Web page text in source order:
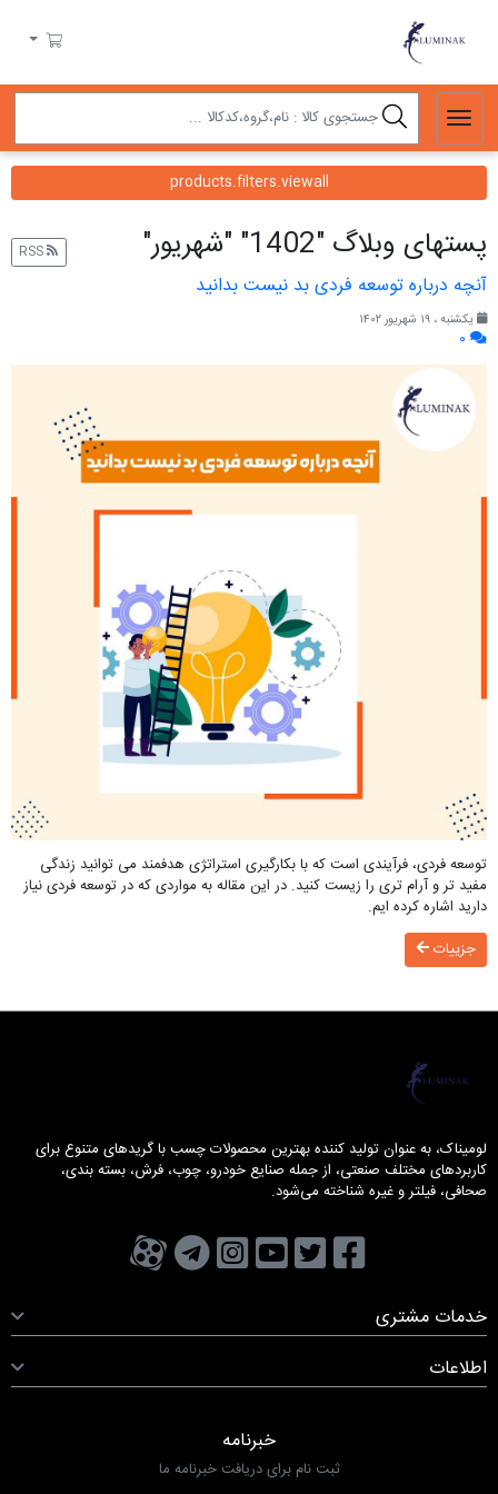
سبد خرید
products.filters.viewall
پست‎های وبلاگ "1402" "شهریور" RSS
آنچه درباره توسعه فردی بد نیست بدانید
یکشنبه ، ۱۹ شهریور ۱۴۰۲
۰
توسعه فردی، فرآیندی است که با بکارگیری استراتژی هدفمند می توانید زندگی
مفید تر و آرام تری را زیست کنید. در این مقاله به مواردی که در توسعه فردی نیاز
دارید اشاره کرده ایم.
جزییات
لومیناک، به عنوان تولید کننده بهترین محصولات چسب با گریدهای متنوع برای
کاربردهای مختلف صنعتی، از جمله صنایع خودرو، چوب، فرش، بسته بندی،
صحافی، فیلتر و غیره شناخته می‌شود.
فیسبوک
تویتریوتیوب
صفحهکانال تلگرام
کانال آپارات
خدمات مشتری
اطلاعات
خبرنامه
ثبت نام برای دریافت خبرنامه ما